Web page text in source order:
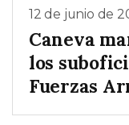
12 de junio de
Caneva
los
Fuerzas